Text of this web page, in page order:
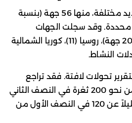
رصد التقرير 92 جهة تهديد مختلفة، منها 56 جهة (بنسبة
محددة. وقد سجلت الجهات
المرتبطة بدول الصين (20 جهة)، روسيا (11)، كوريا الشمالية
تحولات لافتة. فقد تراجع
نشاط الجهات الصينية من نحو 200 ثغرة في النصف الثاني
من 2024 إلى ما يزيد قليلاً عن 120 في النصف الأول من